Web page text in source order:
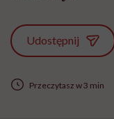
Udostępnij
Przeczytasz w 3 min